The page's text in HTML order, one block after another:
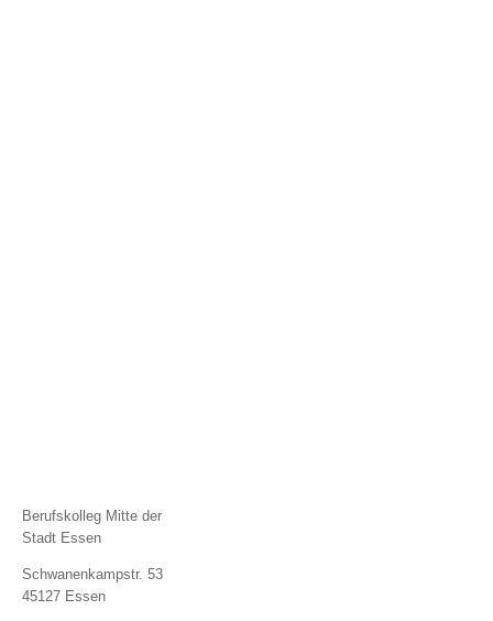
Berufskolleg Mitte der
Stadt Essen
Schwanenkampstr. 53
45127 Essen